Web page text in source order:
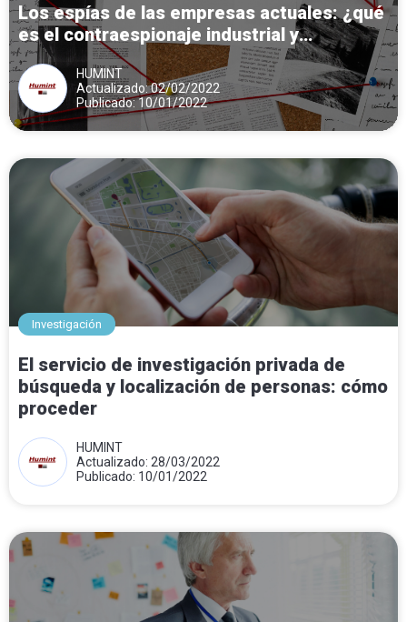
Los espías de las empresas actuales: ¿qué
es el contraespionaje industrial y
comercial?
HUMINT
Actualizado: 02/02/2022
Publicado: 10/01/2022
Investigación
El servicio de investigación privada de
búsqueda y localización de personas: cómo
proceder
HUMINT
Actualizado: 28/03/2022
Publicado: 10/01/2022